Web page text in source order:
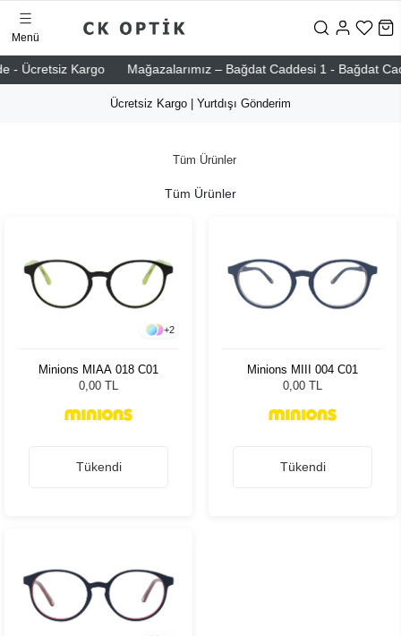
- Ücretsiz Kargo Mağazalarımız – Bağdat Caddesi 1 - Bağdat
Menü
Ücretsiz Kargo | Yurtdışı Gönderim
Tüm Ürünler
Tüm Ürünler
+2
Minions MIAA 018 C01
0,00 TL
Tükendi
Minions MIII 004 C01
0,00 TL
Tükendi